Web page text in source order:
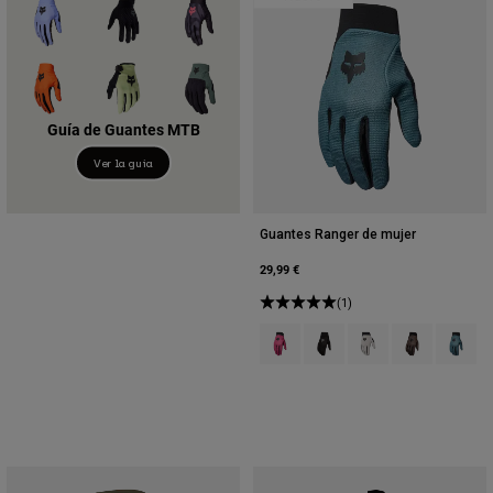
Guía de Guantes MTB
Ver la guía
Guantes Ranger de mujer
29,99 €
(1)
Product swatch type of Berry.
Product swatch type of
Product swatch
Product